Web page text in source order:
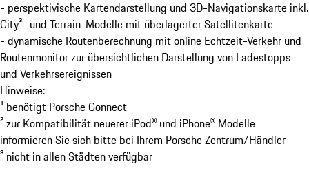
- perspektivische Kartendarstellung und 3D-Navigationskarte inkl.
City³- und Terrain-Modelle mit überlagerter Satellitenkarte
- dynamische Routenberechnung mit online Echtzeit-Verkehr und
Routenmonitor zur übersichtlichen Darstellung von Ladestopps
und Verkehrsereignissen
Hinweise:
¹ benötigt Porsche Connect
² zur Kompatibilität neuerer iPod® und iPhone® Modelle
informieren Sie sich bitte bei Ihrem Porsche Zentrum/Händler
³ nicht in allen Städten verfügbar